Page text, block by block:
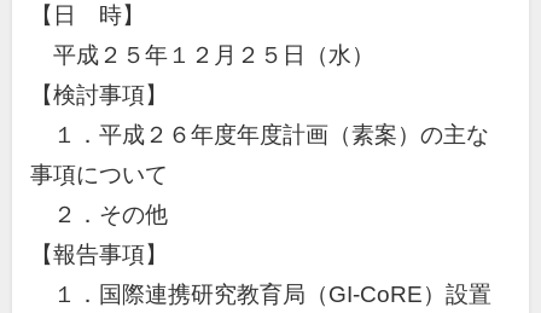
【日 時】
平成２５年１２月２５日（水）
【検討事項】
１．平成２６年度年度計画（素案）の主な
事項について
２．その他
【報告事項】
１．国際連携研究教育局（GI-CoRE）設置